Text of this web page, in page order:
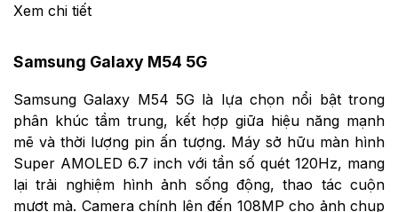
Xem chi tiết
Samsung Galaxy M54 5G
Samsung Galaxy M54 5G là lựa chọn nổi bật trong
phân khúc tầm trung, kết hợp giữa hiệu năng mạnh
mẽ và thời lượng pin ấn tượng. Máy sở hữu màn hình
Super AMOLED 6.7 inch với tần số quét 120Hz, mang
lại trải nghiệm hình ảnh sống động, thao tác cuộn
mượt mà. Camera chính lên đến 108MP cho ảnh chụp